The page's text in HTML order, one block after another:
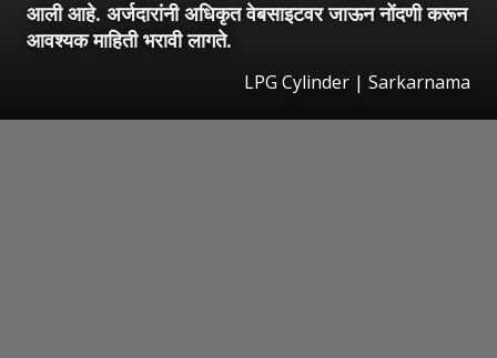
आली आहे. अर्जदारांनी अधिकृत वेबसाइटवर जाऊन नोंदणी करून
आवश्यक माहिती भरावी लागते.
LPG Cylinder | Sarkarnama